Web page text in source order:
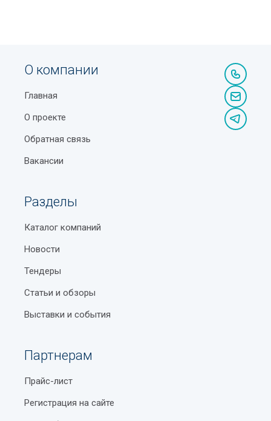
О компании
Главная
О проекте
Обратная связь
Вакансии
Разделы
Каталог компаний
Новости
Тендеры
Статьи и обзоры
Выставки и события
Партнерам
Прайс-лист
Регистрация на сайте